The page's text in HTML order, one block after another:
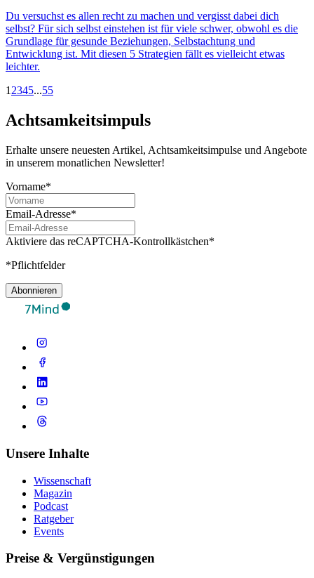
Du versuchst es allen recht zu machen und vergisst dabei dich
selbst? Für sich selbst einstehen ist für viele schwer, obwohl es die
Grundlage für gesunde Beziehungen, Selbstachtung und
Entwicklung ist. Mit diesen 5 Strategien fällt es vielleicht etwas
leichter.
1 2345...55
Achtsamkeitsimpuls
Erhalte unsere neuesten Artikel, Achtsamkeitsimpulse und Angebote
in unserem monatlichen Newsletter!
Vorname*
Email-Adresse*
Aktiviere das reCAPTCHA-Kontrollkästchen*
*Pflichtfelder
Abonnieren
Unsere Inhalte
Wissenschaft
Magazin
Podcast
Ratgeber
Events
Preise & Vergünstigungen